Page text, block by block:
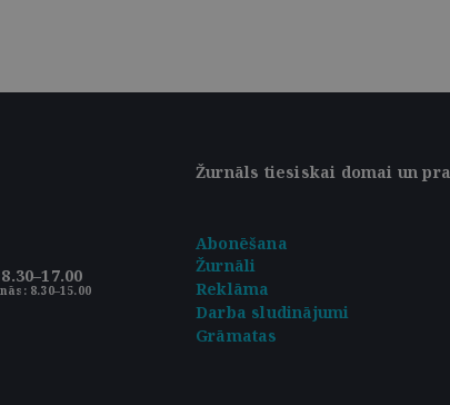
Žurnāls tiesiskai domai un
8.30–15.00
Abonēšana
Žurnāli
Reklāma
Darba sludinājumi
Grāmatas